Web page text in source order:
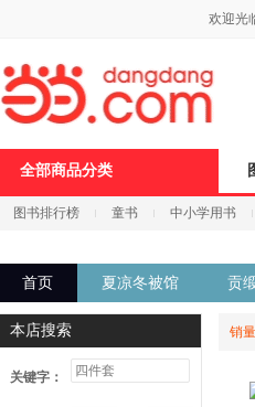
欢迎光
全部商品分类
图书排行榜 童书 中小学用书
首页 夏凉冬被馆 贡
本店搜索
关键字：
销量